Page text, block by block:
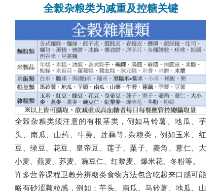
全榖杂粮类为减重及控糖关键
全榖杂粮类须注意的有根茎类，例如马铃薯、地瓜、芋
头、南瓜、山药、牛蒡、莲藕等; 杂粮类，例如玉米、红
豆、绿豆、花豆、皇帝豆、莲子、粟子、菱角、薏仁、大
小麦、燕麦、荞麦、豌豆仁、红黎麦、爆米花、冬粉等。
许多营养课程卫教分辨糖类食物方法包含吃起来口感可能
略有砂涩颗粒感，例如：芋头、南瓜、马铃薯、地瓜、山